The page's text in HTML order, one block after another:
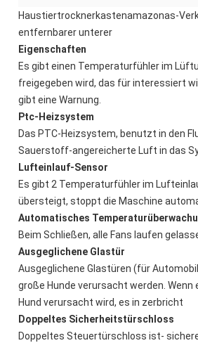
Haustiertrocknerkastenamazonas-
entfernbarer unterer
Eigenschaften
Es gibt einen Temperaturfühler im
freigegeben wird, das für interessiert
gibt eine Warnung.
Ptc-Heizsystem
Das PTC-Heizsystem, benutzt in den
Sauerstoff-angereicherte Luft in das
Lufteinlauf-Sensor
Es gibt 2 Temperaturfühler im
übersteigt, stoppt die Maschine
Automatisches
Beim Schließen, alle Fans laufen
Ausgeglichene Glastür
Ausgeglichene Glastüren (für
große Hunde verursacht werden.
Hund verursacht wird, es in zerbricht
Doppeltes Sicherheitstürschloss
Doppeltes Steuertürschloss ist-